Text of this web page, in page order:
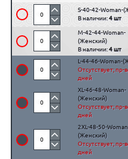
S-40-42-Woman-
В наличии:4 шт
M-42-44-Woman-
(Женский)
В наличии:4 шт
L-44-46-Woman-
Отсутствует; пр-
дней
XL-46-48-Woman-
(Женский)
Отсутствует; пр-
дней
2XL-48-50-
(Женский)
Отсутствует; пр-
дней